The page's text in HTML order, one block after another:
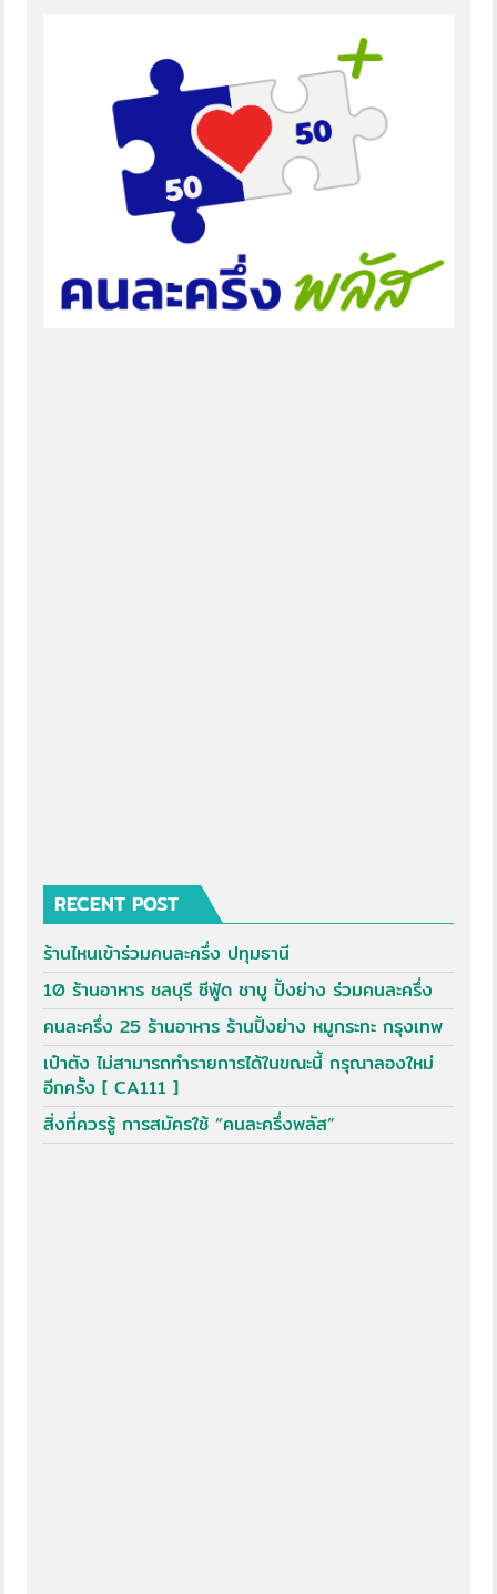
RECENT POST
ร้านไหนเข้าร่วมคนละครึ่ง ปทุมธานี
10 ร้านอาหาร ชลบุรี ซีฟู้ด ชาบู ปิ้งย่าง ร่วมคนละครึ่ง
คนละครึ่ง 25 ร้านอาหาร ร้านปิ้งย่าง หมูกระทะ กรุงเทพ
เป๋าตัง ไม่สามารถทำรายการได้ในขณะนี้ กรุณาลองใหม่
อีกครั้ง [ CA111 ]
สิ่งที่ควรรู้ การสมัครใช้ “คนละครึ่งพลัส”